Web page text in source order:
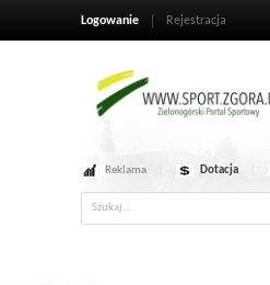
Logowanie Rejestracja
Reklama Dotacja